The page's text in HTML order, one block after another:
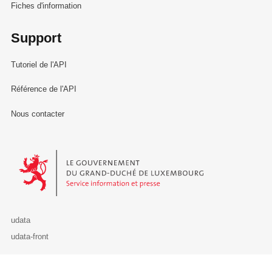
Fiches d'information
Support
Tutoriel de l'API
Référence de l'API
Nous contacter
Le Gouvernement du Grand-Duché de Luxembourg - Service
udata
udata-front